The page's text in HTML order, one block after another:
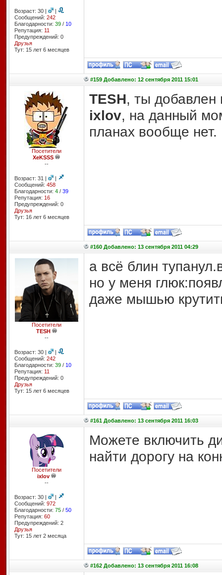
Возраст: 30 |
|
Сообщений: 242
Благодарности: 39/ 10
Репутация: 11
Предупреждений: 0
Друзья
Тут: 15 лет 6 месяцев
#159 Добавлено: 12 сентября 2011 15:01
Посетители
XeKSSS
--
Возраст: 31 |
|
Сообщений: 458
Благодарности: 4/ 39
Репутация: 16
Предупреждений: 0
Друзья
Тут: 16 лет 6 месяцев
TESH, ты добавлен
ixlov, на данный
планах вообще нет.
#160 Добавлено: 13 сентября 2011 04:29
Посетители
TESH
--
Возраст: 30 |
|
Сообщений: 242
Благодарности: 39/ 10
Репутация: 11
Предупреждений: 0
Друзья
Тут: 15 лет 6 месяцев
а всё блин
но у меня
даже мышью
#161 Добавлено: 13 сентября 2011 16:03
Посетители
ixlov
--
Возраст: 30 |
|
Сообщений: 972
Благодарности: 75/ 50
Репутация: 60
Предупреждений: 2
Друзья
Тут: 15 лет 2 месяцa
Можете включить
найти дорогу на
#162 Добавлено: 13 сентября 2011 16:08